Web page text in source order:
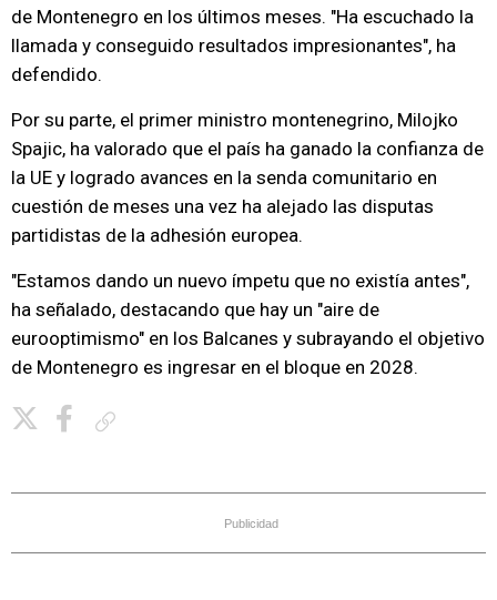
de Montenegro en los últimos meses. "Ha escuchado la
llamada y conseguido resultados impresionantes", ha
defendido.
Por su parte, el primer ministro montenegrino, Milojko
Spajic, ha valorado que el país ha ganado la confianza de
la UE y logrado avances en la senda comunitario en
cuestión de meses una vez ha alejado las disputas
partidistas de la adhesión europea.
"Estamos dando un nuevo ímpetu que no existía antes",
ha señalado, destacando que hay un "aire de
eurooptimismo" en los Balcanes y subrayando el objetivo
de Montenegro es ingresar en el bloque en 2028.
Publicidad